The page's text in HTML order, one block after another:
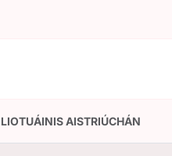
LIOTUÁINIS AISTRIÚCHÁN